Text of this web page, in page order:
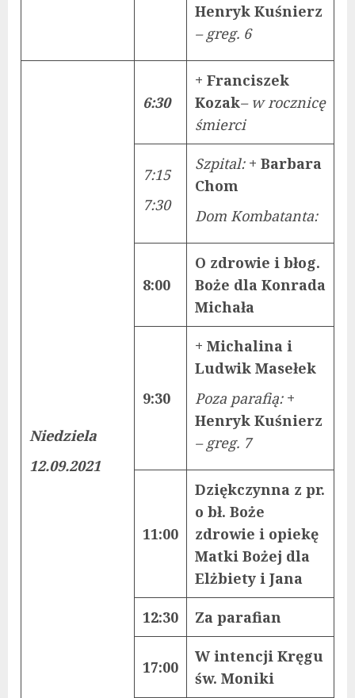
Henryk Kuśnierz
– greg. 6
Niedziela
12.09.2021
6:30
+ Franciszek
Kozak– w rocznicę
śmierci
7:15
7:30
Szpital: + Barbara
Chom
Dom Kombatanta:
8:00
O zdrowie i błog.
Boże dla Konrada
Michała
9:30
+ Michalina i
Ludwik Masełek
Poza parafią: +
Henryk Kuśnierz
– greg. 7
11:00
Dziękczynna z pr.
o bł. Boże
zdrowie i opiekę
Matki Bożej dla
Elżbiety i Jana
12:30 Za parafian
17:00
W intencji Kręgu
św. Moniki